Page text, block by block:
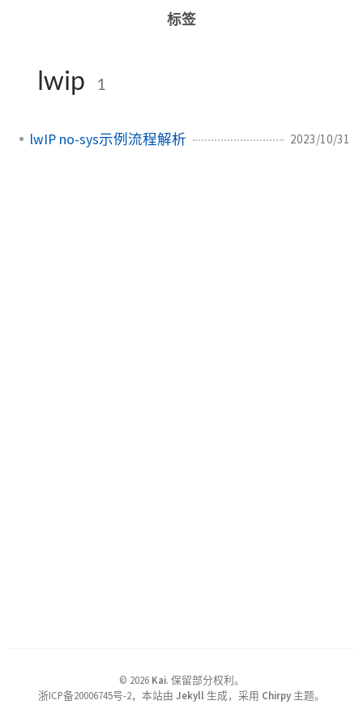
标签
lwip 1
lwIP no-sys示例流程解析 2023/10/31
© 2026 Kai. 保留部分权利。
浙ICP备20006745号-2，本站由 Jekyll 生成，采用 Chirpy 主题。